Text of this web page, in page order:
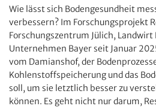
Wie lässt sich Bodengesundheit
verbessern? Im Forschungsprojekt
Forschungszentrum Jülich, Landwirt
Unternehmen Bayer seit Januar
vom Damianshof, der
Kohlenstoffspeicherung und das
soll, um sie letztlich besser zu
können. Es geht nicht nur darum,